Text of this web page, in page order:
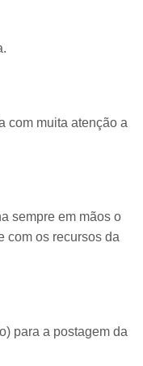
com muita atenção a
sempre em mãos o
com os recursos da
para a postagem da